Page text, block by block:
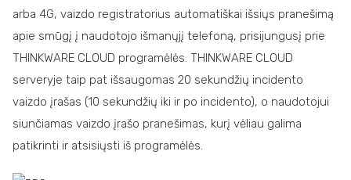
arba 4G, vaizdo registratorius automatiškai išsiųs pranešimą
apie smūgį į naudotojo išmanųjį telefoną, prisijungusį prie
THINKWARE CLOUD programėlės. THINKWARE CLOUD
serveryje taip pat išsaugomas 20 sekundžių incidento
vaizdo įrašas (10 sekundžių iki ir po incidento), o naudotojui
siunčiamas vaizdo įrašo pranešimas, kurį vėliau galima
patikrinti ir atsisiųsti iš programėlės.